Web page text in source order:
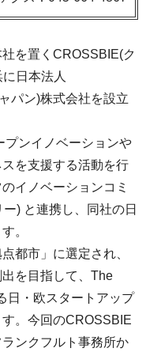
を置くCROSSBIE(ク
日本法人
パン)株式会社を設立
ンイノベーションや
を支援する活動を行
イノベーションコミ
) と連携し、同社の日
。
都市」に選定され、
を目指して、The
日・欧スタートアップ
。今回のCROSSBIE
ンクフルト事務所か